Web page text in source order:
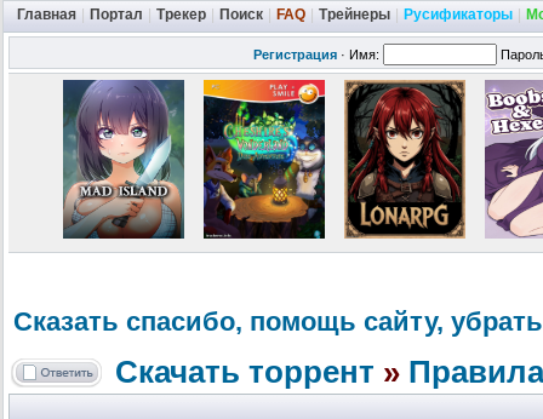
Главная Портал Трекер Поиск FAQ Трейнеры Русификаторы
Регистрация · Имя:
Сказать спасибо, помощь сайту,
Скачать торрент »